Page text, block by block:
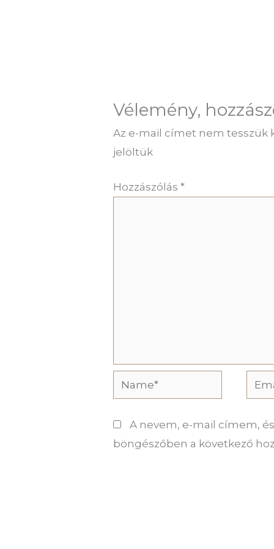
Vélemény,
Az e-mail címet nem tesszük
jelöltük
Hozzászólás*
Name*
A nevem, e-mail címem,
böngészőben a következő